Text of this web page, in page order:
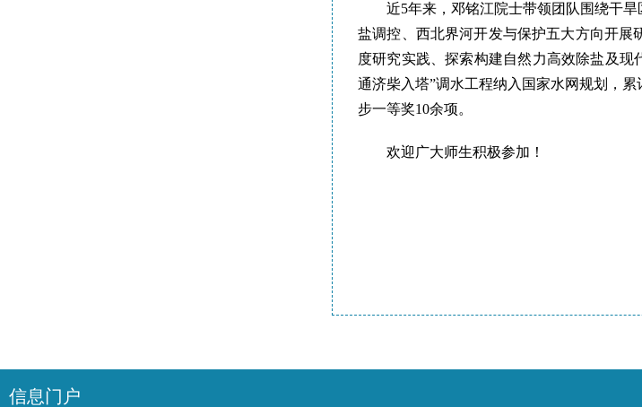
近5年来，邓铭江院士带领团队围绕干
盐调控、西北界河开发与保护五大方向开展
度研究实践、探索构建自然力高效除盐及现
通济柴入塔”调水工程纳入国家水网规划，
步一等奖10余项。
欢迎广大师生积极参加！
信息门户